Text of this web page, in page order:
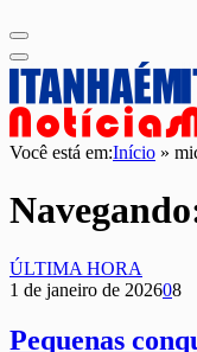
Você está em:Início »
ÚLTIMA HORA
1 de janeiro de 202608
Pequenas